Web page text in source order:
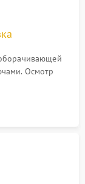
Осмотр
и
смещения